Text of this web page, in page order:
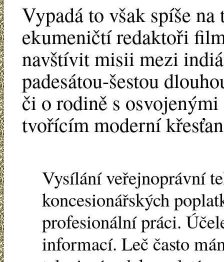
Vypadá to však spíše
ekumeničtí redaktoři
navštívit misii mezi
padesátou-šestou
či o rodině s
tvořícím moderní
Vysílání veřejnoprávní
koncesionářských
profesionální práci.
informací. Leč často